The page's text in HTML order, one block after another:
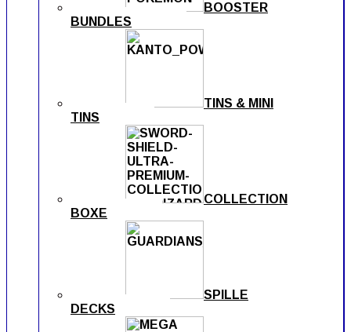
BOOSTER
BUNDLES
TINS & MINI
TINS
COLLECTION
BOXE
SPILLE
DECKS